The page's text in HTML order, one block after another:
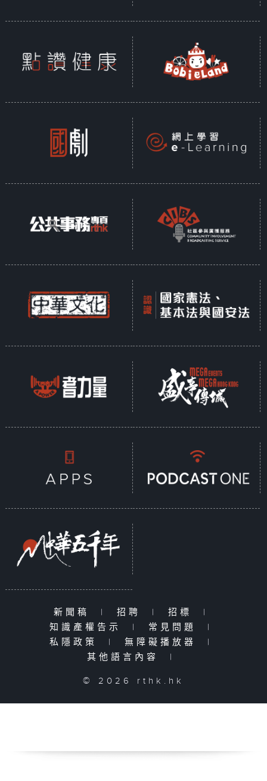
新聞稿 | 招聘 | 招標
|
知識產權告示
| 常見問題
|
私隱政策
| 無障礙播放器
|
其他語言內容
|
© 2026 rthk.hk